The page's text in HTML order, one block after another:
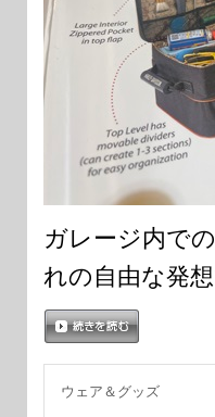
ガレージ内で
れの自由な発
ウェア＆グッズ